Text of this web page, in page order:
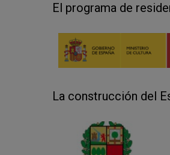
El programa de
La construcción del